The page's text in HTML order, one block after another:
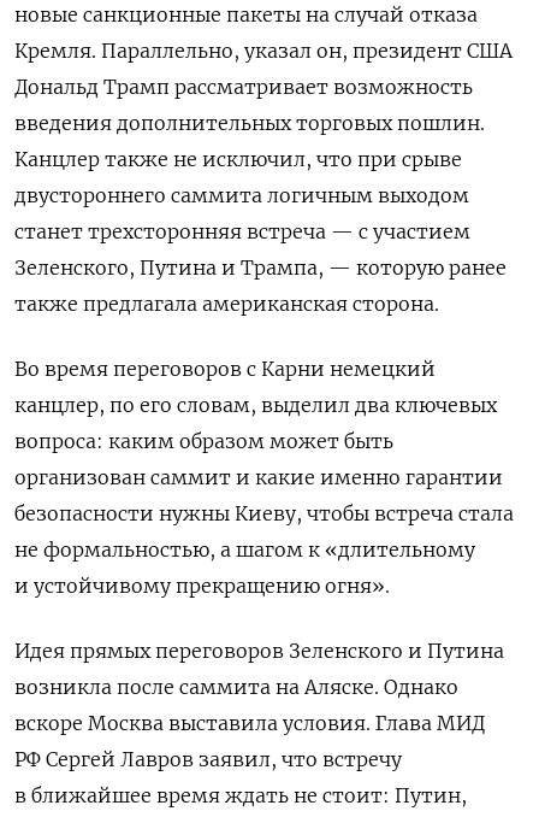
новые санкционные пакеты на случай отказа
Кремля. Параллельно, указал он, президент США
Дональд Трамп рассматривает возможность
введения дополнительных торговых пошлин.
Канцлер также не исключил, что при срыве
двустороннего саммита логичным выходом
станет трехсторонняя встреча — с участием
Зеленского, Путина и Трампа, — которую ранее
также предлагала американская сторона.
Во время переговоров с Карни немецкий
канцлер, по его словам, выделил два ключевых
вопроса: каким образом может быть
организован саммит и какие именно гарантии
безопасности нужны Киеву, чтобы встреча стала
не формальностью, а шагом к «длительному
и устойчивому прекращению огня».
Идея прямых переговоров Зеленского и Путина
возникла после саммита на Аляске. Однако
вскоре Москва выставила условия. Глава МИД
РФ Сергей Лавров заявил, что встречу
в ближайшее время ждать не стоит: Путин,